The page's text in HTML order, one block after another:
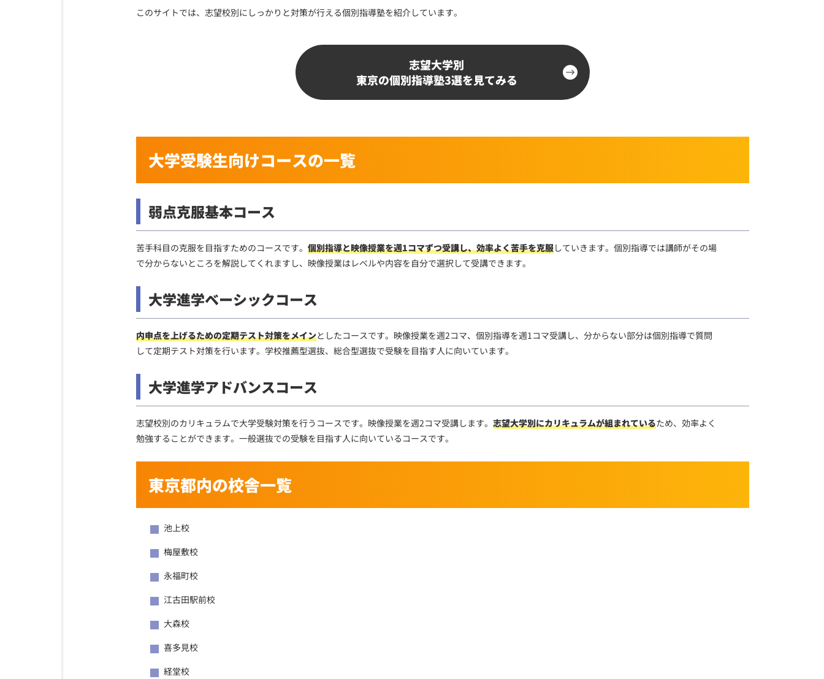
このサイトでは、志望校別にしっかりと対策が行える個別指導塾を紹介しています。
志望大学別
東京の個別指導塾3選を見てみる
大学受験生向けコースの一覧
弱点克服基本コース
苦手科目の克服を目指すためのコースです。 個別指導と映像授業を週1コマずつ受講し、効率よく苦手を克服していきます。個別指導では講師がその場
で分からないところを解説してくれますし、映像授業はレベルや内容を自分で選択して受講できます。
大学進学ベーシックコース
内申点を上げるための定期テスト対策をメインとしたコースです。映像授業を週2コマ、個別指導を週1コマ受講し、分からない部分は個別指導で質問
して定期テスト対策を行います。学校推薦型選抜、総合型選抜で受験を目指す人に向いています。
大学進学アドバンスコース
志望校別のカリキュラムで大学受験対策を行うコースです。映像授業を週2コマ受講します。 志望大学別にカリキュラムが組まれているため、効率よく
勉強することができます。一般選抜での受験を目指す人に向いているコースです。
東京都内の校舎一覧
池上校
梅屋敷校
永福町校
江古田駅前校
大森校
喜多見校
経堂校